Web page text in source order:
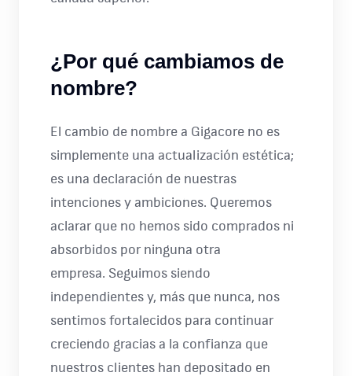
¿Por qué cambiamos de
nombre?
El cambio de nombre a Gigacore no es
simplemente una actualización estética;
es una declaración de nuestras
intenciones y ambiciones. Queremos
aclarar que no hemos sido comprados ni
absorbidos por ninguna otra
empresa. Seguimos siendo
independientes y, más que nunca, nos
sentimos fortalecidos para continuar
creciendo gracias a la confianza que
nuestros clientes han depositado en